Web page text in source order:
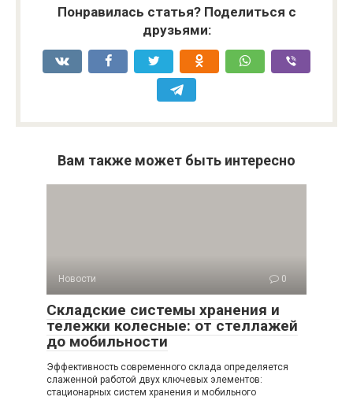
Понравилась статья? Поделиться с
друзьями:
Вам также может быть интересно
Новости 0
Складские системы хранения и
тележки колесные: от стеллажей
до мобильности
Эффективность современного склада определяется
слаженной работой двух ключевых элементов:
стационарных систем хранения и мобильного